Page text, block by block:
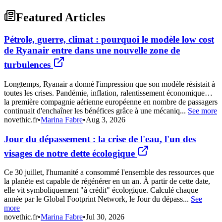
Featured Articles
Pétrole, guerre, climat : pourquoi le modèle low cost
de Ryanair entre dans une nouvelle zone de
turbulences
Longtemps, Ryanair a donné l'impression que son modèle résistait à
toutes les crises. Pandémie, inflation, ralentissement économique…
la première compagnie aérienne européenne en nombre de passagers
continuait d'enchaîner les bénéfices grâce à une mécaniq... See more
novethic.fr•Marina Fabre•Aug 3, 2026
Jour du dépassement : la crise de l'eau, l'un des
visages de notre dette écologique
Ce 30 juillet, l'humanité a consommé l'ensemble des ressources que
la planète est capable de régénérer en un an. À partir de cette date,
elle vit symboliquement "à crédit" écologique. Calculé chaque
année par le Global Footprint Network, le Jour du dépass... See
more
novethic.fr•Marina Fabre•Jul 30, 2026